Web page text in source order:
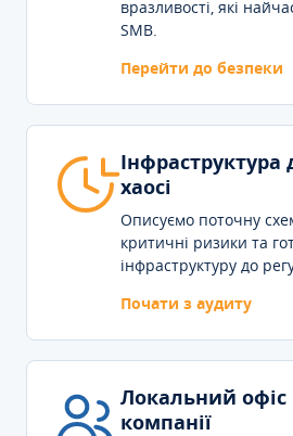
вразливості, які
SMB.
Перейти до безпеки
Інфраструктура
хаосі
Описуємо поточну
критичні ризики та
інфраструктуру до
Почати з аудиту
Локальний офіс
компанії